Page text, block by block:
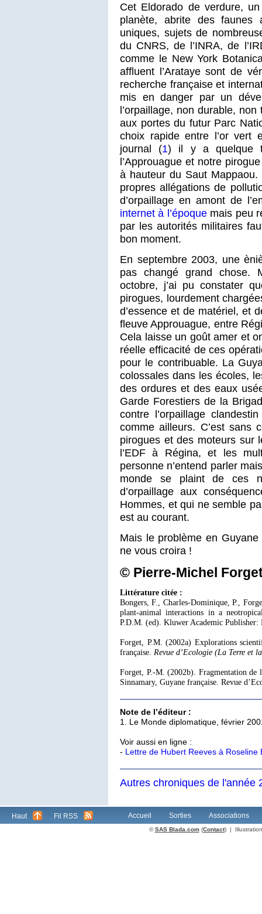
Cet Eldorado de verdure,
planète, abrite des faunes
uniques, sujets de
du CNRS, de l’INRA, de
comme le New York
affluent l’Arataye sont de
recherche française et
mis en danger par un
l’orpaillage, non durable,
aux portes du futur Parc
choix rapide entre l’or vert
journal (1) il y a quelque
l’Approuague et notre
à hauteur du Saut
propres allégations de
d’orpaillage en amont de
internet à l’époquemais peu
par les autorités militaires
bon moment.
En septembre 2003, une
pas changé grand chose.
octobre, j’ai pu constater
pirogues, lourdement
d’essence et de matériel, et
fleuve Approuague, entre
Cela laisse un goût amer et
réelle efficacité de ces
pour le contribuable. La
colossales dans les écoles,
des ordures et des eaux
Garde Forestiers de la
contre l’orpaillage
comme ailleurs. C’est sans
pirogues et des moteurs sur
l’EDF à Régina, et les
personne n’entend parler
monde se plaint de ces
d’orpaillage aux
Hommes, et qui ne semble
est au courant.
Mais le problème en
ne vous croira !
© Pierre-Michel
Littérature citée :
Bongers, F., Charles-Dominique, P.,
plant-animal interactions in a
P.D.M. (ed). Kluwer Academic
Forget, P.M. (2002a) Explorations
française. Revue d’Ecologie (La Terre et
Forget, P.-M. (2002b). Fragmentation
Sinnamary, Guyane française. Revue
Note de l’éditeur :
1
. Le Monde diplomatique, février
Voir aussi en ligne :
- Lettre de Hubert Reeves à Roseline
Autres chroniques de l'année
Haut Fil RSS Accueil Sorties Associations
©SAS Blada.com(Contact) |